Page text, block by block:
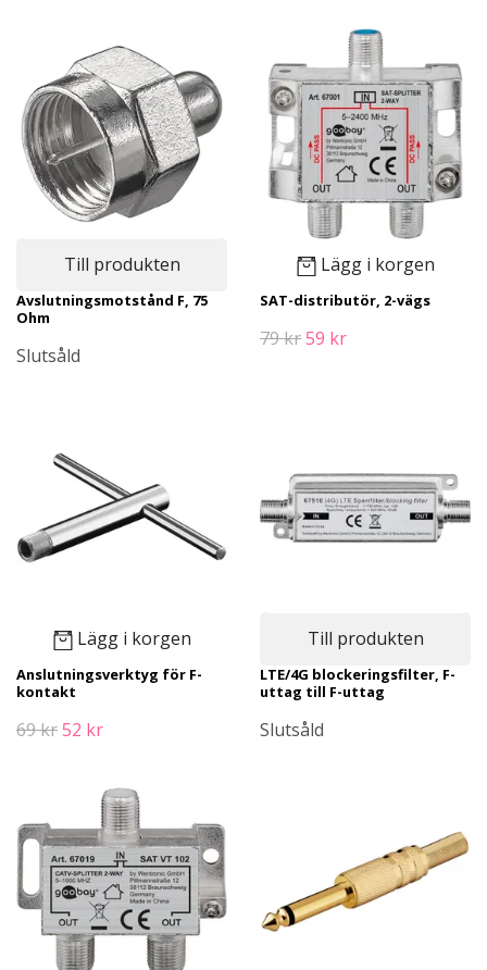
Till produkten
Avslutningsmotstånd F, 75
Ohm
Slutsåld
Lägg i korgen
SAT-distributör, 2-vägs
79 kr59 kr
Lägg i korgen
Anslutningsverktyg för F-
kontakt
69 kr52 kr
Till produkten
LTE/4G blockeringsfilter, F-
uttag till F-uttag
Slutsåld